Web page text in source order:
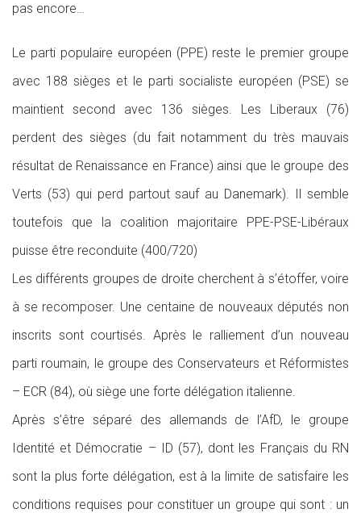
pas encore…
Le parti populaire européen (PPE) reste le premier groupe
avec 188 sièges et le parti socialiste européen (PSE) se
maintient second avec 136 sièges. Les Liberaux (76)
perdent des sièges (du fait notamment du très mauvais
résultat de Renaissance en France) ainsi que le groupe des
Verts (53) qui perd partout sauf au Danemark). Il semble
toutefois que la coalition majoritaire PPE-PSE-Libéraux
puisse être reconduite (400/720)
Les différents groupes de droite cherchent à s’étoffer, voire
à se recomposer. Une centaine de nouveaux députés non
inscrits sont courtisés. Après le ralliement d’un nouveau
parti roumain, le groupe des Conservateurs et Réformistes
– ECR (84), où siège une forte délégation italienne.
Après s’être séparé des allemands de l’AfD, le groupe
Identité et Démocratie – ID (57), dont les Français du RN
sont la plus forte délégation, est à la limite de satisfaire les
conditions requises pour constituer un groupe qui sont : un